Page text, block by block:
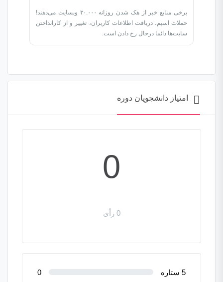
برخی منابع خبر از هک شدن روزانه ۳۰.۰۰۰ وبسایت می‌دهند!
حملات اسپم، دریافت اطلاعات کاربران، تغییر و از کارانداختن
سایت‌ها دائما درحال رخ دادن است.
امتیاز دانشجویان دوره
0
0 رأی
5 ستاره 0